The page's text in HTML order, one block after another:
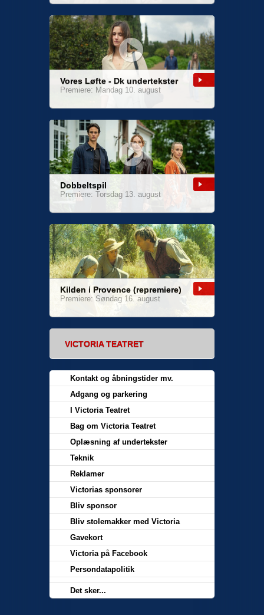
Vores Løfte - Dk undertekster
Premiere: Mandag 10. august
Dobbeltspil
Premiere: Torsdag 13. august
Kilden i Provence (repremiere)
Premiere: Søndag 16. august
VICTORIA TEATRET
Kontakt og åbningstider mv.
Adgang og parkering
I Victoria Teatret
Bag om Victoria Teatret
Oplæsning af undertekster
Teknik
Reklamer
Victorias sponsorer
Bliv sponsor
Bliv stolemakker med Victoria
Gavekort
Victoria på Facebook
Persondatapolitik
Det sker...